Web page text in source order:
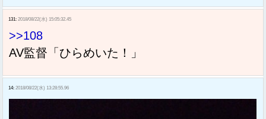
131: 2018/08/22(水) 15:05:32.45
>>108
AV監督「ひらめいた！」
14: 2018/08/22(水) 13:28:55.96